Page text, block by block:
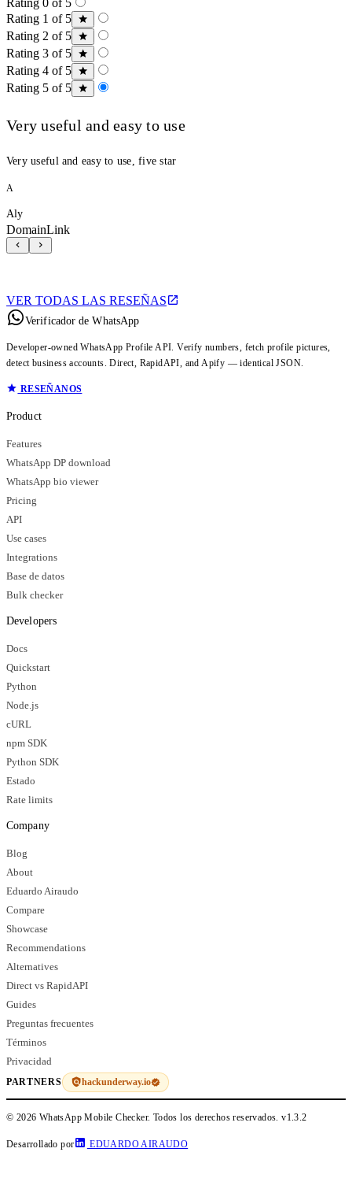
Rating 1 of 5
Rating 2 of 5
Rating 3 of 5
Rating 4 of 5
Rating 5 of 5
Very useful and easy to use
Very useful and easy to use, five star
A
Aly
DomainLink
VER TODAS LAS RESEÑAS
Verificador de WhatsApp
Developer-owned WhatsApp Profile API. Verify numbers, fetch profile pictures,
detect business accounts. Direct, RapidAPI, and Apify — identical JSON.
RESEÑANOS
Product
Features
WhatsApp DP download
WhatsApp bio viewer
Pricing
API
Use cases
Integrations
Base de datos
Bulk checker
Developers
Docs
Quickstart
Python
Node.js
cURL
npm SDK
Python SDK
Estado
Rate limits
Company
Blog
About
Eduardo Airaudo
Compare
Showcase
Recommendations
Alternatives
Direct vs RapidAPI
Guides
Preguntas frecuentes
Términos
Privacidad
PARTNERS hackunderway.io
© 2026 WhatsApp Mobile Checker. Todos los derechos reservados.v1.3.2
Desarrollado por EDUARDO AIRAUDO